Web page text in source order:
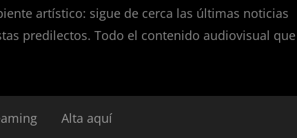
artístico: sigue de cerca las últimas noticias
predilectos. Todo el contenido audiovisual que
Alta aquí